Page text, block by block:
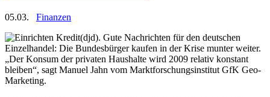
05.03.
Finanzen
(djd). Gute Nachrichten für den deutschen
Einzelhandel: Die Bundesbürger kaufen in der Krise munter weiter.
„Der Konsum der privaten Haushalte wird 2009 relativ konstant
bleiben“, sagt Manuel Jahn vom Marktforschungsinstitut GfK Geo-
Marketing.